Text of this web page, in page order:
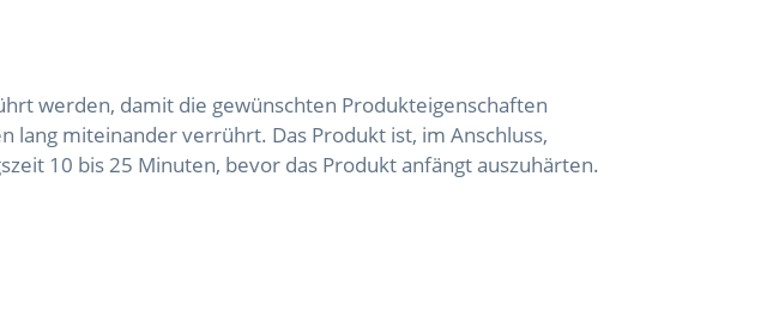
werden, damit die gewünschten Produkteigenschaften
miteinander verrührt. Das Produkt ist, im Anschluss,
10 bis 25 Minuten, bevor das Produkt anfängt auszuhärten.